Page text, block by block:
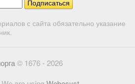
с сайта обязательно указание
© 1676 - 2026